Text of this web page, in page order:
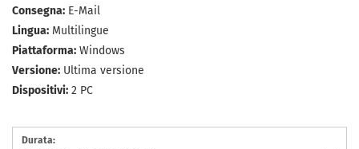
Consegna: E-Mail
Lingua: Multilingue
Piattaforma: Windows
Versione: Ultima versione
Dispositivi: 2 PC
Durata: